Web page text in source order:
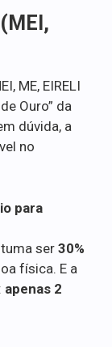
ME, EIRELI
Ouro” da
dúvida, a
no
para
ser 30%
física. E a
apenas 2